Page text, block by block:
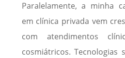
Paralelamente, a minha
em clínica privada vem
com atendimentos
cosmiátricos. Tecnologias